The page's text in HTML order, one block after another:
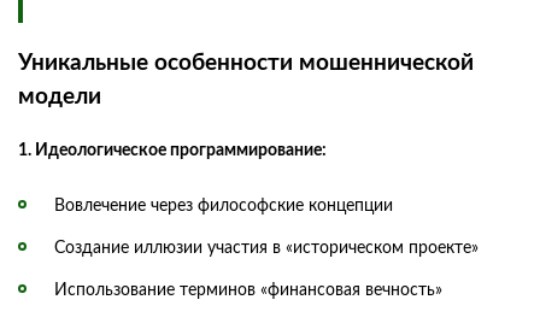
Уникальные особенности мошеннической
модели
1. Идеологическое программирование:
Вовлечение через философские концепции
Создание иллюзии участия в «историческом проекте»
Использование терминов «финансовая вечность»